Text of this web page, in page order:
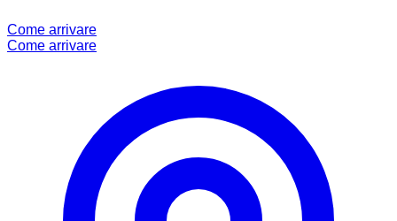
Come arrivare
Come arrivare